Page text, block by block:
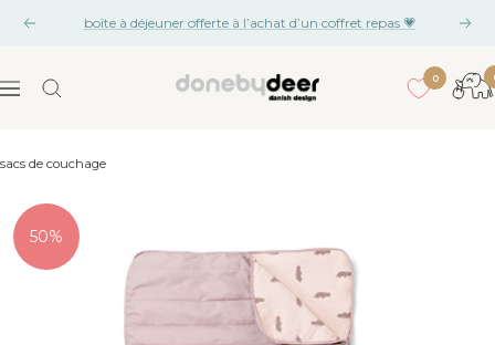
Précédentboîte à déjeuner offerte à l’achat d’un coffret repas 💗
Navigation
Done
0
sacs de couchage
50%